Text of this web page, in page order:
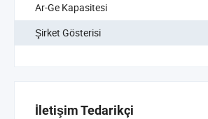
Ar-Ge Kapasitesi
Şirket Gösterisi
İletişim Tedarikçi